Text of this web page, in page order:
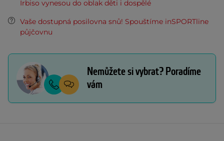
Irbiso vynesou do oblak děti i dospělé
Vaše dostupná posilovna snů! Spouštíme inSPORTline
půjčovnu
Nemůžete si vybrat? Poradíme
vám